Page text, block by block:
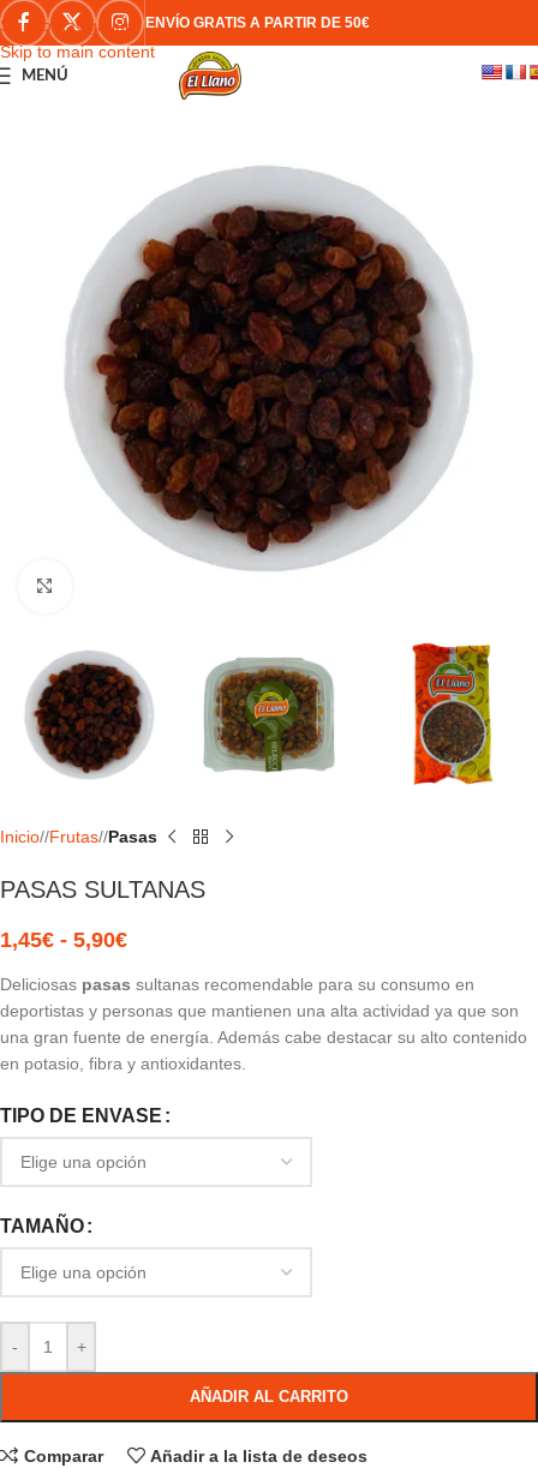
Skip to navigation
Skip to main content
ENVÍO GRATIS A PARTIR DE 50€
MENÚ
Inicio/ Frutas/ Pasas
PASAS SULTANAS
1,45€ - 5,90€
Deliciosas pasas sultanas recomendable para su consumo en
deportistas y personas que mantienen una alta actividad ya que son
una gran fuente de energía. Además cabe destacar su alto contenido
en potasio, fibra y antioxidantes.
TIPO DE ENVASE
TAMAÑO
- +
AÑADIR AL CARRITO
Comparar Añadir a la lista de deseos